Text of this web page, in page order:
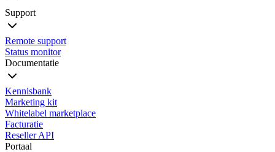
Support
Remote support
Status monitor
Documentatie
Kennisbank
Marketing kit
Whitelabel marketplace
Facturatie
Reseller API
Portaal